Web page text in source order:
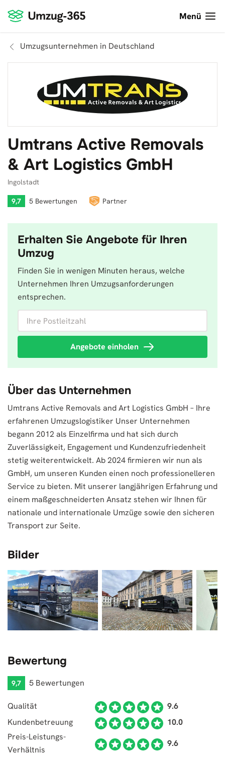
Menü
Umzugsunternehmen in Deutschland
Umtrans Active Removals
& Art Logistics GmbH
Ingolstadt
9,7 5 Bewertungen Partner
Erhalten Sie Angebote für Ihren
Umzug
Finden Sie in wenigen Minuten heraus, welche
Unternehmen Ihren Umzugsanforderungen
entsprechen.
Angebote einholen
Über das Unternehmen
Umtrans Active Removals and Art Logistics GmbH – Ihre
erfahrenen Umzugslogistiker Unser Unternehmen
begann 2012 als Einzelfirma und hat sich durch
Zuverlässigkeit, Engagement und Kundenzufriedenheit
stetig weiterentwickelt. Ab 2024 firmieren wir nun als
GmbH, um unseren Kunden einen noch professionelleren
Service zu bieten. Mit unserer langjährigen Erfahrung und
einem maßgeschneiderten Ansatz stehen wir Ihnen für
nationale und internationale Umzüge sowie den sicheren
Transport zur Seite.
Bilder
Bewertung
9,7 5 Bewertungen
Qualität
9.6
Kundenbetreuung
10.0
Preis-Leistungs-
Verhältnis
9.6